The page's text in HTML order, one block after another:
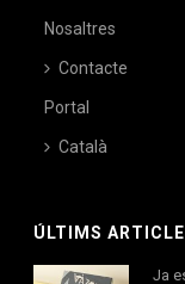
Nosaltres
Contacte
Portal
Català
ÚLTIMS
Ja